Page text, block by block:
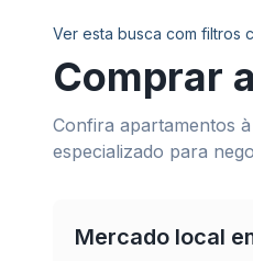
Ver esta busca com filtros
Comprar
Confira apartamentos
especializado para
Mercado local